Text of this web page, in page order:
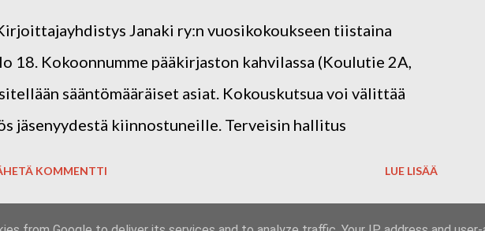
Janaki ry:n vuosikokoukseen tiistaina
18. Kokoonnumme pääkirjaston kahvilassa (Koulutie 2A,
sääntömääräiset asiat. Kokouskutsua voi välittää
jäsenyydestä kiinnostuneille. Terveisin hallitus
KOMMENTTI LUE LISÄÄ